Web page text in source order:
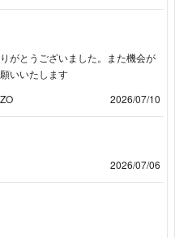
がとうございました。また機会が
いいたします
2026/07/10
2026/07/06